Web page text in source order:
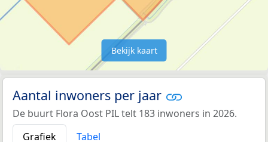
Bekijk kaart
Aantal inwoners per jaar
De buurt Flora Oost PIL telt 183 inwoners in 2026.
Grafiek
Tabel